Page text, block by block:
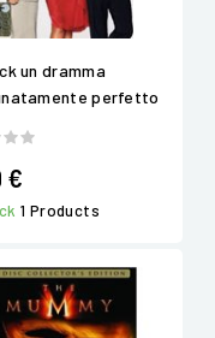
un dramma
perfetto
€
1 Products